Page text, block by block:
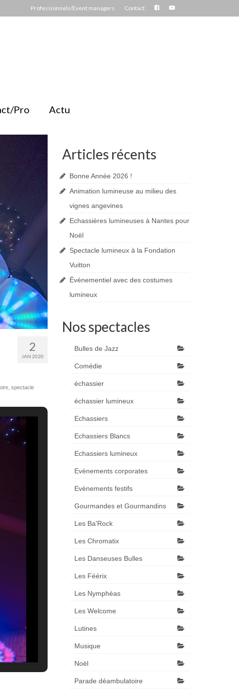
Professionnels/Event managers Contact
Pro Actu
2
JAN 2020
spectacle
Articles récents
Bonne Année 2026 !
Animation lumineuse au milieu des
vignes angevines
Echassières lumineuses à Nantes pour
Noël
Spectacle lumineux à la Fondation
Vuitton
Événementiel avec des costumes
lumineux
Nos spectacles
Bulles de Jazz
Comédie
échassier
échassier lumineux
Echassiers
Echassiers Blancs
Echassiers lumineux
Evènements corporates
Evènements festifs
Gourmandes et Gourmandins
Les Ba'Rock
Les Chromatix
Les Danseuses Bulles
Les Féérix
Les Nymphéas
Les Welcome
Lutines
Musique
Noël
Parade déambulatoire